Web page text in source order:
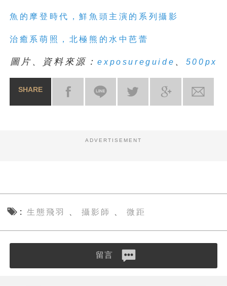
魚的摩登時代，鮮魚頭主演的系列攝影
治癒系萌照，北極熊的水中芭蕾
圖片、資料來源：exposureguide 、 500px
SHARE
ADVERTISEMENT
生態飛羽 、 攝影師 、 微距
留言